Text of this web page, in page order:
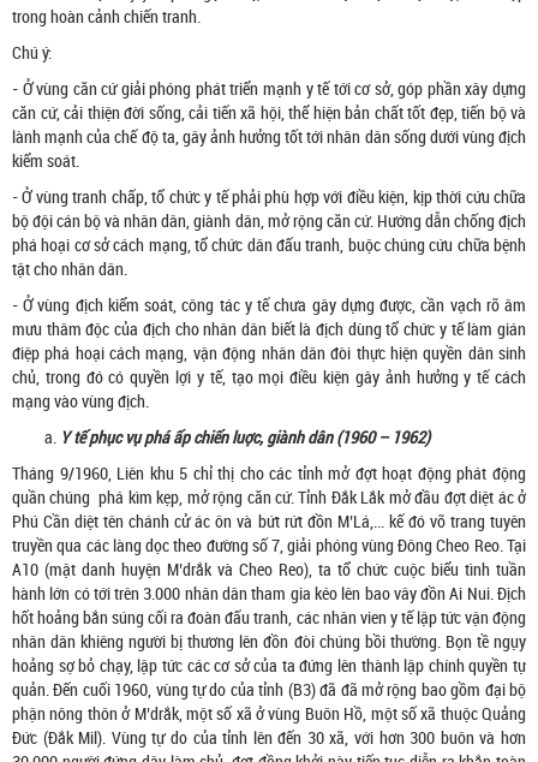
trong hoàn cảnh chiến tranh.
Chú ý:
- Ở vùng căn cứ giải phóng phát triển mạnh y tế tới cơ sở, góp phần xây dựng
căn cứ, cải thiện đời sống, cải tiến xã hội, thể hiện bản chất tốt đẹp, tiến bộ và
lành mạnh của chế độ ta, gây ảnh hưởng tốt tới nhân dân sống dưới vùng địch
kiểm soát.
- Ở vùng tranh chấp, tổ chức y tế phải phù hợp với điều kiện, kịp thời cứu chữa
bộ đội cán bộ và nhân dân, giành dân, mở rộng căn cứ. Hướng dẫn chống địch
phá hoại cơ sở cách mạng, tổ chức dân đấu tranh, buộc chúng cứu chữa bệnh
tật cho nhân dân.
- Ở vùng địch kiểm soát, công tác y tế chưa gây dựng được, cần vạch rõ âm
mưu thâm độc của địch cho nhân dân biết là địch dùng tổ chức y tế làm gián
điệp phá hoại cách mạng, vận động nhân dân đòi thực hiện quyền dân sinh
chủ, trong đó có quyền lợi y tế, tạo mọi điều kiện gây ảnh hưởng y tế cách
mạng vào vùng địch.
Y tế phục vụ phá ấp chiến luợc, giành dân (1960 – 1962)
Tháng 9/1960, Liên khu 5 chỉ thị cho các tỉnh mở đợt hoạt động phát động
quần chúng phá kìm kẹp, mở rộng căn cứ. Tỉnh Đắk Lắk mở đầu đợt diệt ác ở
Phú Cần diệt tên chánh cử ác ôn và bứt rứt đồn M’Lá,... kế đó võ trang tuyên
truyền qua các làng dọc theo đường số 7, giải phóng vùng Đông Cheo Reo. Tại
A10 (mật danh huyện M’drắk và Cheo Reo), ta tổ chức cuộc biểu tình tuần
hành lớn có tới trên 3.000 nhân dân tham gia kéo lên bao vây đồn Ai Nui. Địch
hốt hoảng bắn súng cối ra đoàn đấu tranh, các nhân vien y tế lập tức vận động
nhân dân khiêng người bị thương lên đồn đòi chúng bồi thường. Bọn tề ngụy
hoảng sợ bỏ chạy, lập tức các cơ sở của ta đứng lên thành lập chính quyền tự
quản. Đến cuối 1960, vùng tự do của tỉnh (B3) đã đã mở rộng bao gồm đại bộ
phận nông thôn ở M’drắk, một số xã ở vùng Buôn Hồ, một số xã thuộc Quảng
Đức (Đắk Mil). Vùng tự do của tỉnh lên đến 30 xã, với hơn 300 buôn và hơn